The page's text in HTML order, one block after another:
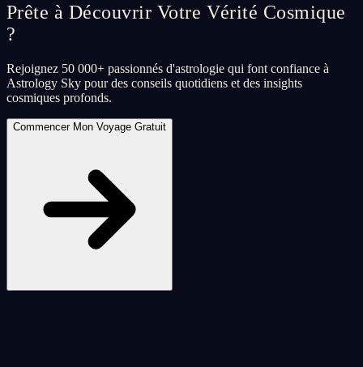
Prête à Découvrir Votre Vérité Cosmique
?
Rejoignez 50 000+ passionnés d'astrologie qui font confiance à
Astrology Sky pour des conseils quotidiens et des insights
cosmiques profonds.
Commencer Mon Voyage Gratuit